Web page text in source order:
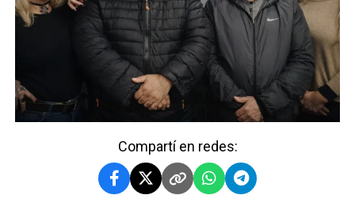
Compartí en redes: